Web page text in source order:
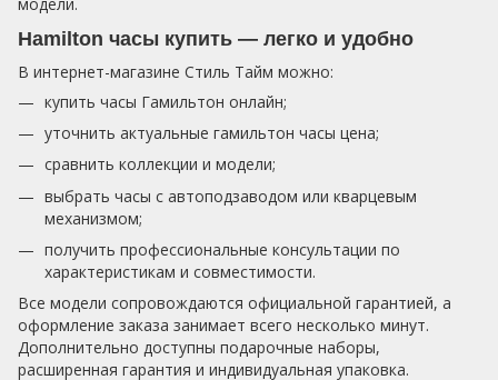
Hamilton часы купить — легко и удобно
В интернет-магазине Стиль Тайм можно:
купить часы Гамильтон онлайн;
уточнить актуальные гамильтон часы цена;
сравнить коллекции и модели;
выбрать часы с автоподзаводом или кварцевым
механизмом;
получить профессиональные консультации по
характеристикам и совместимости.
Все модели сопровождаются официальной гарантией, а
оформление заказа занимает всего несколько минут.
Дополнительно доступны подарочные наборы,
расширенная гарантия и индивидуальная упаковка.